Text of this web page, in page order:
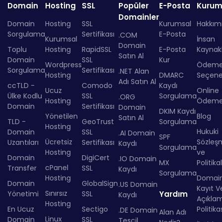
Domain
Domain
Sorgulama
Toplu
Domain
Sorgulama
ccTLD -
Ülke Kodlu
Domain
TLD -
Domain
Uzantıları
Domain
Transfer
Domain
Yönetimi
En Ucuz
Domain
Hosting
Hosting
Kurumsal
Hosting
Wordpress
Hosting
Ucuz
Hosting
Yönetilen
Hosting
Ücretsiz
Hosting
cPanel
Hosting
Sınırsız
Hosting
Linux
SSL
SSL
Sertifikası
RapidSSL
SSL
Sertifikası
Comodo
SSL
Sertifikası
GeoTrust
SSL
Sertifikası
DigiCert
SSL
GlobalSign
SSL
Sectigo
SSL
Popüler
Domainler
.COM
Domain
Satın Al
.NET Alan
Adı Satın Al
.ORG
Domain
Satın Al
.AI Domain
Kaydı
.IO Domain
Kaydı
.US Domain
Kaydı
.DE Domain
E-Posta
Kurumsal
E-Posta
E-Posta
Kur
DMARC
Kaydı
Sorgulama
DKIM Kaydı
Sorgulama
SPF
Sorgulama
MX
Sorgulama
Yardım
Alan Adı
İnsan
Online
Blog
Hukuki
ve
Kayıt